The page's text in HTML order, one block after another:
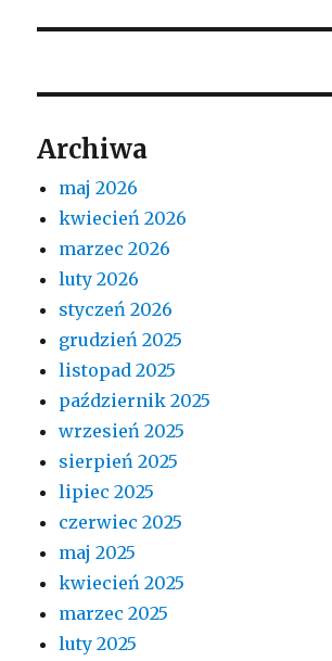
Archiwa
maj 2026
kwiecień 2026
marzec 2026
luty 2026
styczeń 2026
grudzień 2025
listopad 2025
październik 2025
wrzesień 2025
sierpień 2025
lipiec 2025
czerwiec 2025
maj 2025
kwiecień 2025
marzec 2025
luty 2025